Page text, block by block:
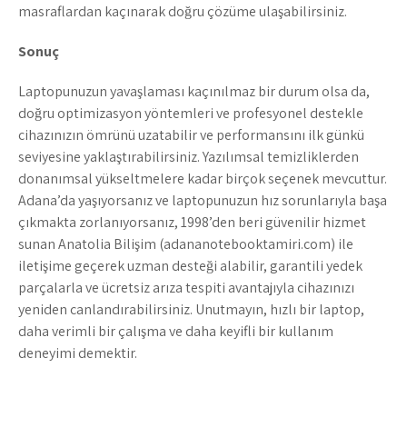
masraflardan kaçınarak doğru çözüme ulaşabilirsiniz.
Sonuç
Laptopunuzun yavaşlaması kaçınılmaz bir durum olsa da,
doğru optimizasyon yöntemleri ve profesyonel destekle
cihazınızın ömrünü uzatabilir ve performansını ilk günkü
seviyesine yaklaştırabilirsiniz. Yazılımsal temizliklerden
donanımsal yükseltmelere kadar birçok seçenek mevcuttur.
Adana’da yaşıyorsanız ve laptopunuzun hız sorunlarıyla başa
çıkmakta zorlanıyorsanız, 1998’den beri güvenilir hizmet
sunan Anatolia Bilişim (adananotebooktamiri.com) ile
iletişime geçerek uzman desteği alabilir, garantili yedek
parçalarla ve ücretsiz arıza tespiti avantajıyla cihazınızı
yeniden canlandırabilirsiniz. Unutmayın, hızlı bir laptop,
daha verimli bir çalışma ve daha keyifli bir kullanım
deneyimi demektir.